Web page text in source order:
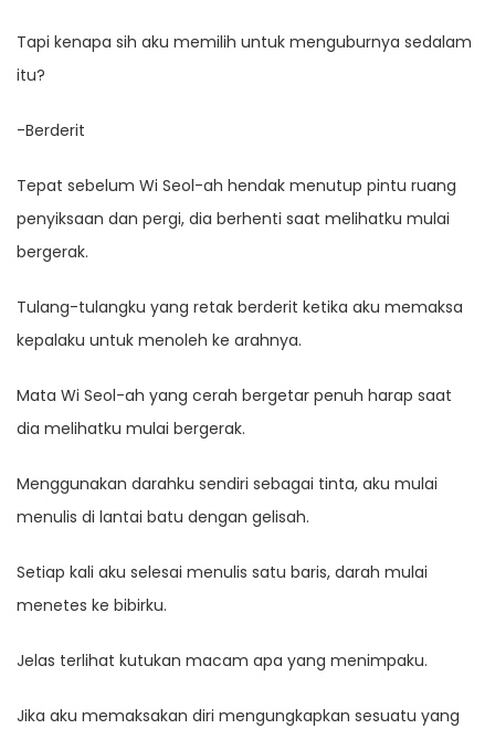
Tapi kenapa sih aku memilih untuk menguburnya sedalam
itu?
-Berderit
Tepat sebelum Wi Seol-ah hendak menutup pintu ruang
penyiksaan dan pergi, dia berhenti saat melihatku mulai
bergerak.
Tulang-tulangku yang retak berderit ketika aku memaksa
kepalaku untuk menoleh ke arahnya.
Mata Wi Seol-ah yang cerah bergetar penuh harap saat
dia melihatku mulai bergerak.
Menggunakan darahku sendiri sebagai tinta, aku mulai
menulis di lantai batu dengan gelisah.
Setiap kali aku selesai menulis satu baris, darah mulai
menetes ke bibirku.
Jelas terlihat kutukan macam apa yang menimpaku.
Jika aku memaksakan diri mengungkapkan sesuatu yang